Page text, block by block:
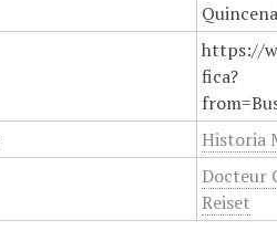
https://
fica?
Historia
Docteur
Reiset